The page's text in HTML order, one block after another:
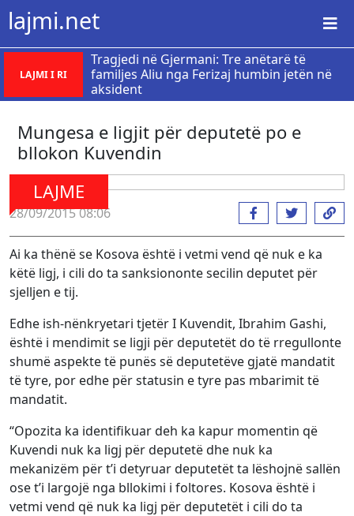
lajmi.net
LAJMI I RI
Tragjedi në Gjermani: Tre anëtarë të
familjes Aliu nga Ferizaj humbin jetën në
aksident
Mungesa e ligjit për deputetë po e
bllokon Kuvendin
LAJME
28/09/2015 08:06
Ai ka thënë se Kosova është i vetmi vend që nuk e ka
këtë ligj, i cili do ta sanksiononte secilin deputet për
sjelljen e tij.
Edhe ish-nënkryetari tjetër I Kuvendit, Ibrahim Gashi,
është i mendimit se ligji për deputetët do të rregullonte
shumë aspekte të punës së deputetëve gjatë mandatit
të tyre, por edhe për statusin e tyre pas mbarimit të
mandatit.
“Opozita ka identifikuar deh ka kapur momentin që
Kuvendi nuk ka ligj për deputetë dhe nuk ka
mekanizëm për t’i detyruar deputetët ta lëshojnë sallën
ose t’i largojë nga bllokimi i foltores. Kosova është i
vetmi vend që nuk ka ligj për deputetët i cili do ta